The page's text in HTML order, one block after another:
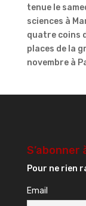
tenue le
sciences à
quatre coins
places de la
novembre à
Pour ne rien
Email